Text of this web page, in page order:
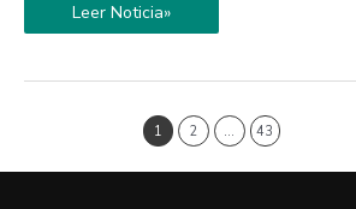
Leer Noticia»
1 2 … 43